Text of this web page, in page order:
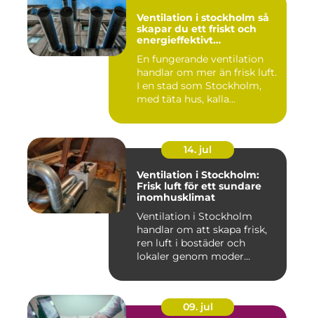
Ventilation i stockholm så
skapar du ett friskt och
energieffektivt
En fungerande ventilation
handlar om mer än frisk luft.
I en stad som Stockholm,
med täta hus, kalla...
14. jul
Ventilation i Stockholm:
Frisk luft för ett sundare
inomhusklimat
Ventilation i Stockholm
handlar om att skapa frisk,
ren luft i bostäder och
lokaler genom moder...
09. jul